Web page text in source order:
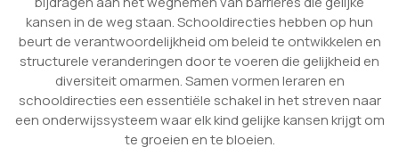
kansen in de weg staan. Schooldirecties hebben op hun
beurt de verantwoordelijkheid om beleid te ontwikkelen en
structurele veranderingen door te voeren die gelijkheid en
diversiteit omarmen. Samen vormen leraren en
schooldirecties een essentiële schakel in het streven naar
een onderwijssysteem waar elk kind gelijke kansen krijgt om
te groeien en te bloeien.